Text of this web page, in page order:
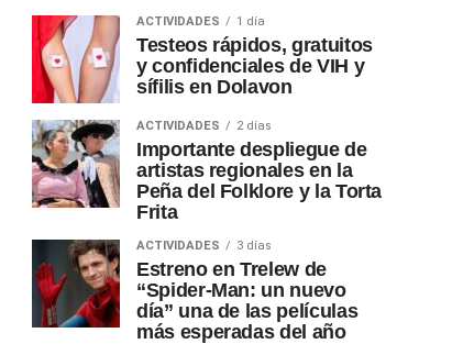
ACTIVIDADES 1 día
Testeos rápidos, gratuitos
y confidenciales de VIH y
sífilis en Dolavon
ACTIVIDADES 2 días
Importante despliegue de
artistas regionales en la
Peña del Folklore y la Torta
Frita
ACTIVIDADES 3 días
Estreno en Trelew de
“Spider-Man: un nuevo
día” una de las películas
más esperadas del año